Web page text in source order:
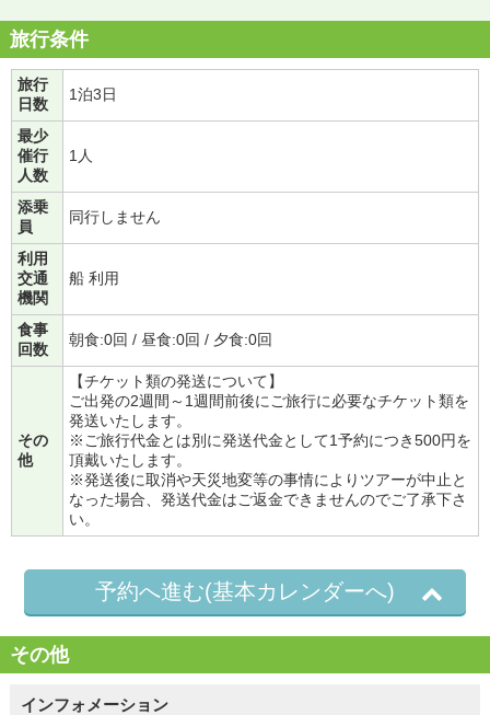
旅行条件
旅行
日数
1泊3日
最少
催行
人数
1人
添乗
員
同行しません
利用
交通
機関
船 利用
食事
回数
朝食:0回 / 昼食:0回 / 夕食:0回
その
他
【チケット類の発送について】
ご出発の2週間～1週間前後にご旅行に必要なチケット類を
発送いたします。
※ご旅行代金とは別に発送代金として1予約につき500円を
頂戴いたします。
※発送後に取消や天災地変等の事情によりツアーが中止と
なった場合、発送代金はご返金できませんのでご了承下さ
い。
予約へ進む(基本カレンダーへ)
その他
インフォメーション